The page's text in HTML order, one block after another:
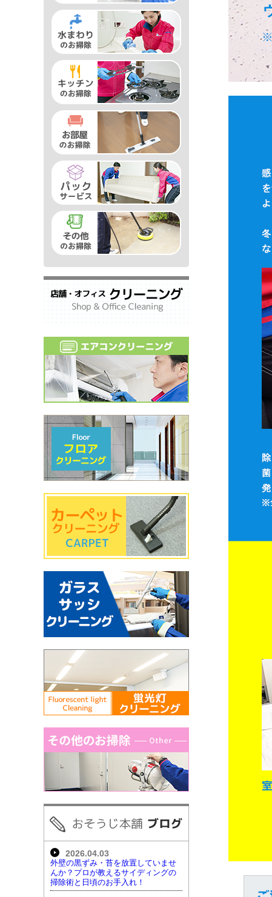
2026.04.03
外壁の黒ずみ・苔を放置していませ
んか？プロが教えるサイディングの
掃除術と日頃のお手入れ！